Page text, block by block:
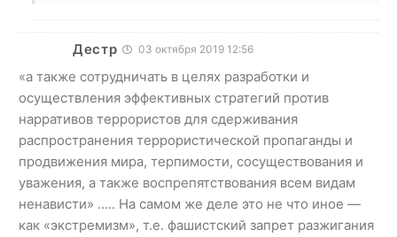
Дестр 03 октября 2019 12:56
«а также сотрудничать в целях разработки и
осуществления эффективных стратегий против
нарративов террористов для сдерживания
распространения террористической пропаганды и
продвижения мира, терпимости, сосуществования и
уважения, а также воспрепятствования всем видам
ненависти» ….. На самом же деле это не что иное —
как «экстремизм», т.е. фашистский запрет разжигания